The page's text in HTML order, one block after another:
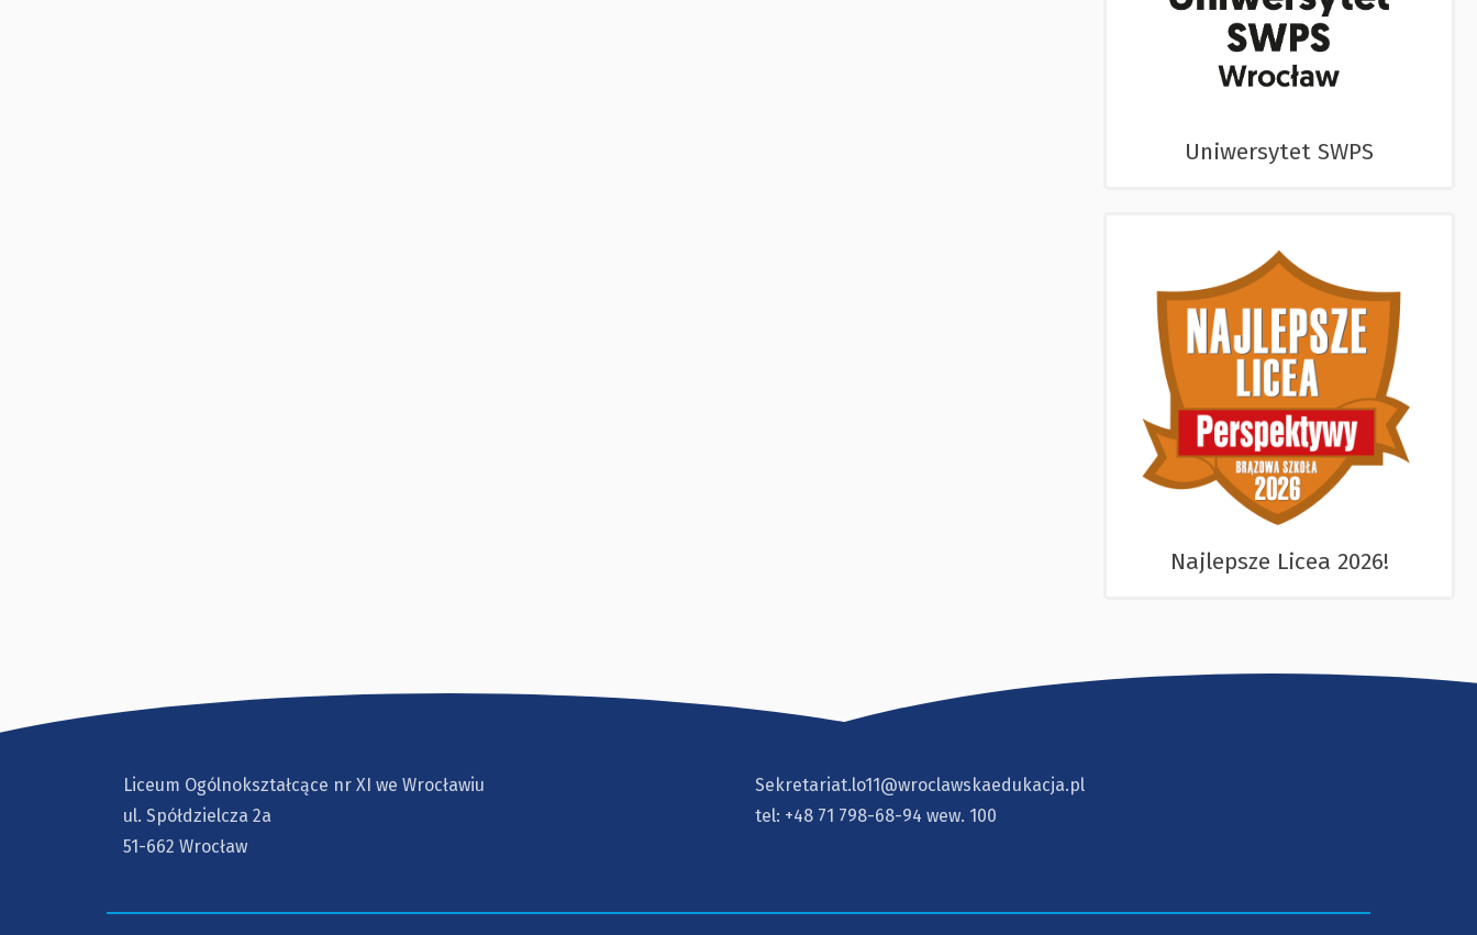
Uniwersytet SWPS
Najlepsze Licea 2026!
Liceum Ogólnokształcące nr XI we Wrocławiu
ul. Spółdzielcza 2a
51-662 Wrocław
Sekretariat.lo11@wroclawskaedukacja.pl
tel: +48 71 798-68-94 wew. 100